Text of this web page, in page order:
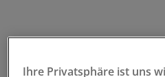
Ihre Privatsphäre ist uns